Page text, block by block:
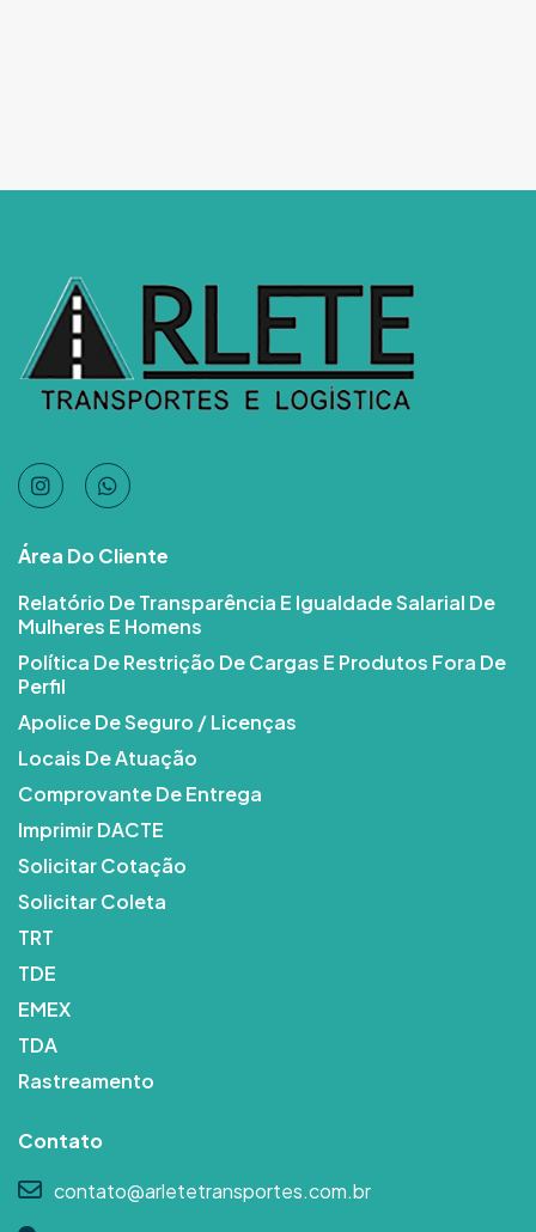
Área Do Cliente
Relatório De Transparência E Igualdade Salarial De
Mulheres E Homens
Política De Restrição De Cargas E Produtos Fora De
Perfil
Apolice De Seguro / Licenças
Locais De Atuação
Comprovante De Entrega
Imprimir DACTE
Solicitar Cotação
Solicitar Coleta
TRT
TDE
EMEX
TDA
Rastreamento
Contato
contato@arletetransportes.com.br